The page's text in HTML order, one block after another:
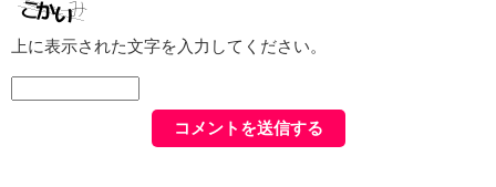
上に表示された文字を入力してください。